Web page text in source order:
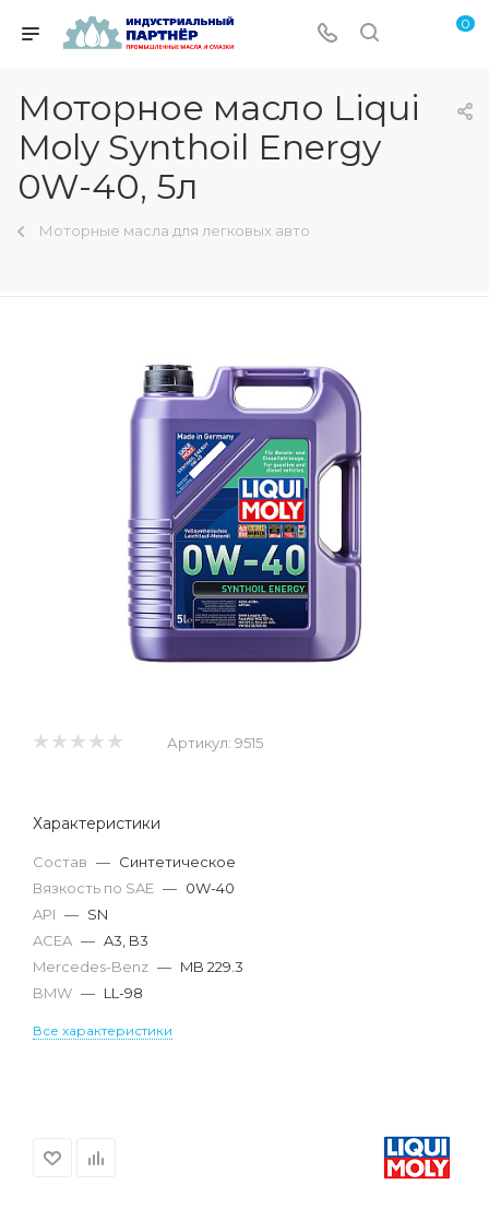
0
Моторное масло Liqui
Moly Synthoil Energy
0W-40, 5л
Моторные масла для легковых авто
Артикул: 9515
Характеристики
Состав — Синтетическое
Вязкость по SAE — 0W-40
API — SN
ACEA — A3, B3
Mercedes-Benz — MB 229.3
BMW — LL-98
Все характеристики